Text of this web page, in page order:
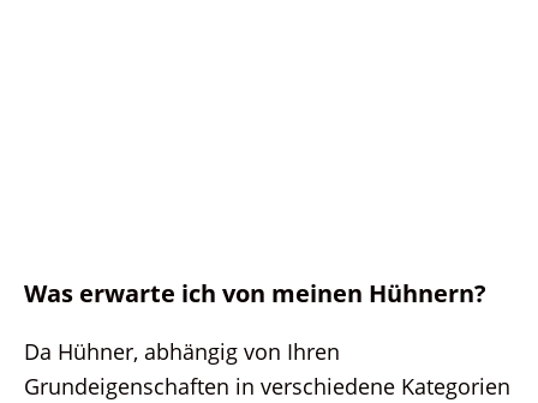
Was erwarte ich von meinen Hühnern?
Da Hühner, abhängig von Ihren
Grundeigenschaften in verschiedene Kategorien